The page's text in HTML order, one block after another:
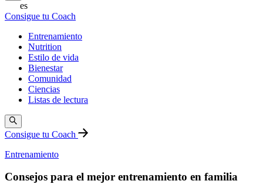
es
Consigue tu Coach
Entrenamiento
Nutrition
Estilo de vida
Bienestar
Comunidad
Ciencias
Listas de lectura
Consigue tu Coach
Entrenamiento
Consejos para el mejor entrenamiento en familia